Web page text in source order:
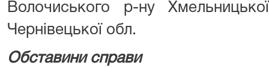
Волочиського р-ну
Чернівецької обл.
Обставини справи